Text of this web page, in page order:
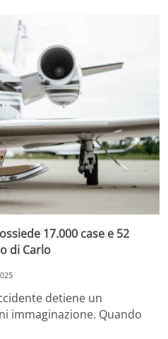
17.000 case e 52
di Carlo
detiene un
immaginazione. Quando